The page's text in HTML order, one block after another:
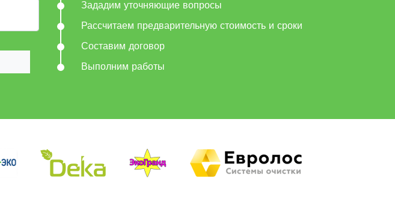
Зададим уточняющие вопросы
Рассчитаем предварительную стоимость и сроки
Составим договор
Выполним работы